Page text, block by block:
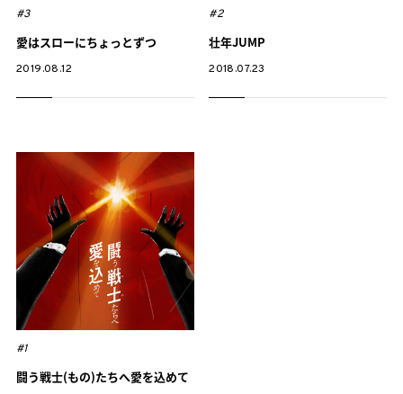
#3
愛はスローにちょっとずつ
2019.08.12
#2
壮年JUMP
2018.07.23
#1
闘う戦士(もの)たちへ愛を込めて